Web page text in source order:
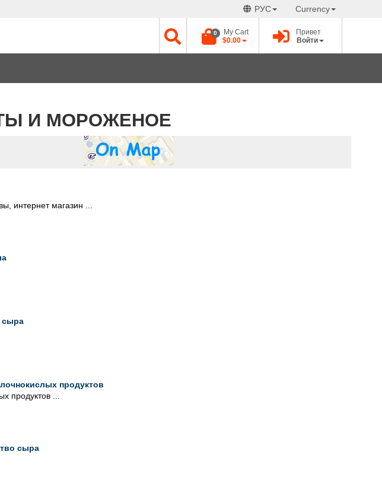
РУС Currency
My Cart
0
$0.00
Привет
Войти
И МОРОЖЕНОЕ
интернет магазин ...
сыра
продуктов
продуктов ...
сыра